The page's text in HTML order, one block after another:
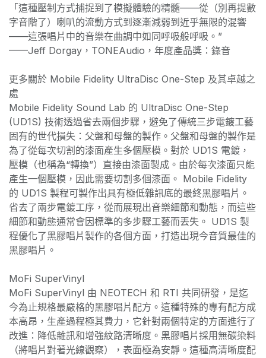
「這種壓制方式捕捉到了模擬體驗的精髓——從（別再提數
字音階了）喇叭的流動方式到逐漸減弱到近乎無限的混響
——這張唱片中的音樂在曲調中如同呼吸般呼吸。”
——Jeff Dorgay，TONEAudio，年度產品獎：錄音
更多關於 Mobile Fidelity UltraDisc One-Step 及其卓越之
處
Mobile Fidelity Sound Lab 的 UltraDisc One-Step
(UD1S) 技術透過省去兩個步驟，避免了傳統三步電鍍工藝
固有的世代損失：父盤和母盤的製作。父盤和母盤的製作是
為了從每次切割的漆面產生多個壓模。對於 UD1S 電鍍，
壓模（也稱為“轉換”）直接由漆面製成。由於每次漆面只能
產生一個壓模，因此需要切割多個漆面。 Mobile Fidelity
的 UD1S 製程可製作出具有極低雜訊底的最終黑膠唱片。
省去了兩步電鍍工序，從而展現出音樂細節和動態，而這些
細節和動態通常會因標準的多步驟工藝而丟失。 UD1S 製
程優化了黑膠唱片製作的各個方面，打造出現今音質最佳的
黑膠唱片。
MoFi SuperVinyl
MoFi SuperVinyl 由 NEOTECH 和 RTI 共同研發，是迄
今為止規格最嚴格的黑膠唱片配方。這種特殊的專有配方成
本高昂，生產過程極其費力，它針對兩個特定的方面進行了
改進：降低雜訊和增強紋路清晰度。黑膠唱片採用無碳染料
（將唱片對著光線觀察），表面極為安靜。這種高清晰度配